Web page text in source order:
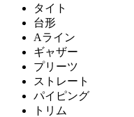
タイト
台形
Aライン
ギャザー
プリーツ
ストレート
パイピング
トリム